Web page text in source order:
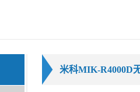
米科MIK-R4000D